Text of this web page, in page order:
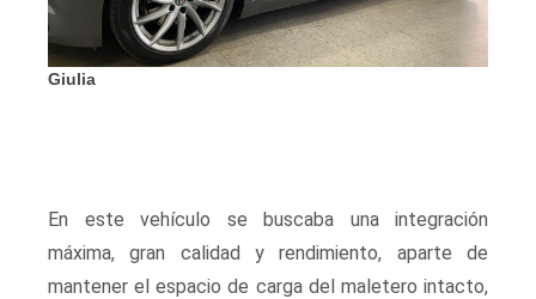
Giulia
En este vehículo se buscaba una integración
máxima, gran calidad y rendimiento, aparte de
mantener el espacio de carga del maletero intacto,